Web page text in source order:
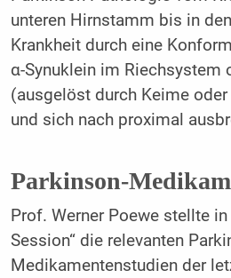
unteren Hirnstamm bis in
Krankheit durch eine
α-Synuklein im Riechsystem
(ausgelöst durch Keime
und sich nach proximal
Parkinson-
Prof. Werner Poewe stellte
Session“ die relevanten
Medikamentenstudien der